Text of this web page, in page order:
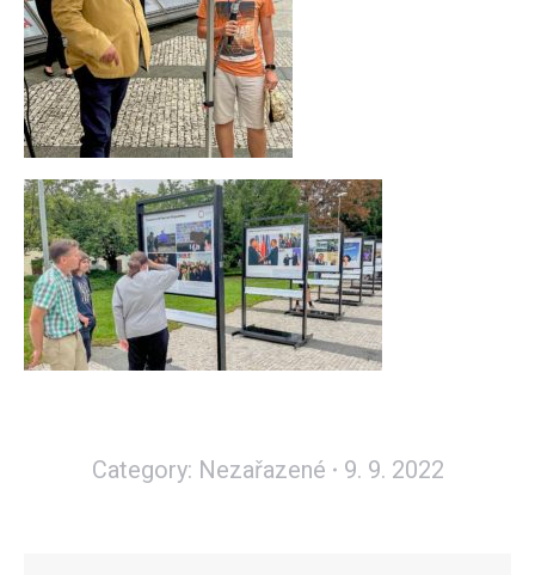
Category: Nezařazené 9. 9. 2022